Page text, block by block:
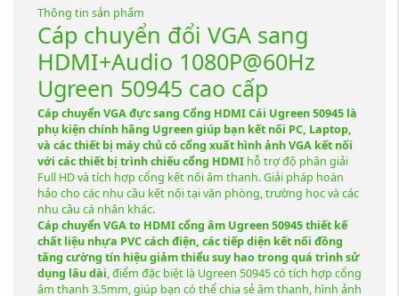
Thông tin sản phẩm
Cáp chuyển đổi VGA sang
HDMI+Audio 1080P@60Hz
Ugreen 50945 cao cấp
Cáp chuyển VGA đực sang Cổng HDMI Cái Ugreen 50945 là
phụ kiện chính hãng Ugreen giúp bạn kết nối PC, Laptop,
và các thiết bị máy chủ có cổng xuất hình ảnh VGA kết nối
với các thiết bị trình chiếu cổng HDMI hỗ trợ độ phân giải
Full HD và tích hợp cổng kết nối âm thanh. Giải pháp hoàn
hảo cho các nhu cầu kết nối tại văn phòng, trường học và các
nhu cầu cá nhân khác.
Cáp chuyển VGA to HDMI cổng âm Ugreen 50945 thiết kế
chất liệu nhựa PVC cách điện, các tiếp diện kết nối đồng
tăng cường tín hiệu giảm thiểu suy hao trong quá trình sử
dụng lâu dài, điểm đặc biệt là Ugreen 50945 có tích hợp cổng
âm thanh 3.5mm, giúp bạn có thể chia sẻ âm thanh, hình ảnh